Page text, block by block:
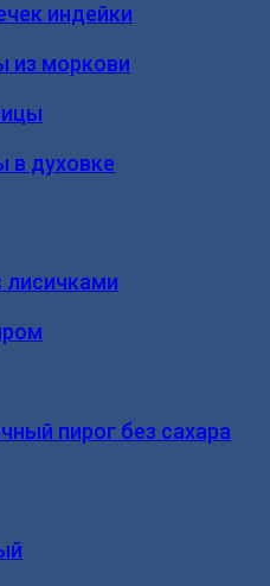
индейки
из моркови
в духовке
лисичками
пирог без сахара